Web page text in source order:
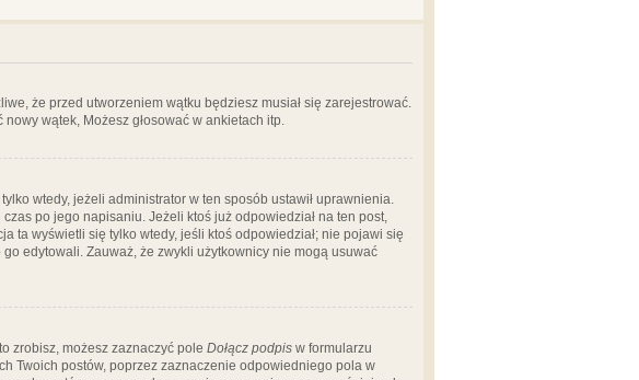
że przed utworzeniem wątku będziesz musiał się zarejestrować.
wątek, Możesz głosować w ankietach itp.
wtedy, jeżeli administrator w ten sposób ustawił uprawnienia.
po jego napisaniu. Jeżeli ktoś już odpowiedział na ten post,
ta wyświetli się tylko wtedy, jeśli ktoś odpowiedział; nie pojawi się
edytowali. Zauważ, że zwykli użytkownicy nie mogą usuwać
zrobisz, możesz zaznaczyć pole Dołącz podpis w formularzu
Twoich postów, poprzez zaznaczenie odpowiedniego pola w